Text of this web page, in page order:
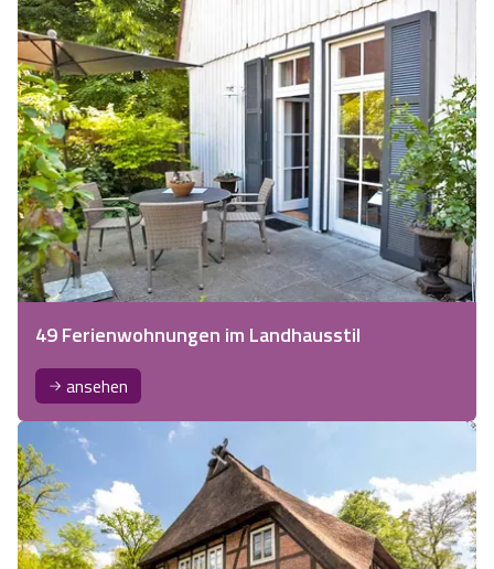
49 Ferienwohnungen im Landhausstil
ansehen